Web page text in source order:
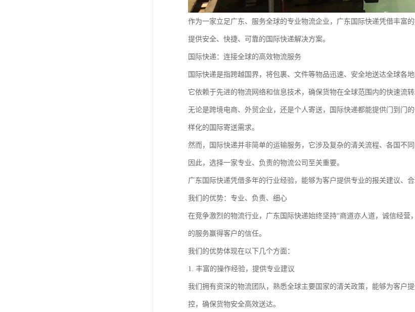
作为一家立足广东、服务全球的专业物流企业，广东国际快递凭借丰富
提供安全、快捷、可靠的国际快递解决方案。
国际快递：连接全球的高效物流服务
国际快递是指跨越国界，将包裹、文件等物品迅速、安全地送达全球各地
它依赖于先进的物流网络和信息技术，确保货物在全球范围内的快速流转
无论是跨境电商、外贸企业，还是个人寄送，国际快递都能提供门到门
样化的国际寄送需求。
然而，国际快递并非简单的运输服务，它涉及复杂的清关流程、各国不同
因此，选择一家专业、负责的物流公司至关重要。
广东国际快递凭借多年的行业经验，能够为客户提供专业的报关建议、
我们的优势：专业、负责、细心
在竞争激烈的物流行业，广东国际快递始终坚持“商道亦人道，诚信经
的服务赢得客户的信任。
我们的优势体现在以下几个方面：
1. 丰富的操作经验，提供专业建议
我们拥有资深的物流团队，熟悉全球主要国家的清关政策，能够为客户
控，确保货物安全高效送达。